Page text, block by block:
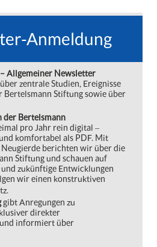
Anmeldung
Allgemeiner Newsletter
zentrale Studien, Ereignisse
Bertelsmann Stiftung sowie über
der Bertelsmann
pro Jahr rein digital ‒
komfortabel als PDF. Mit
berichten wir über die
Stiftung und schauen auf
zukünftige Entwicklungen
wir einen konstruktiven
gibt Anregungen zu
direkter
informiert über